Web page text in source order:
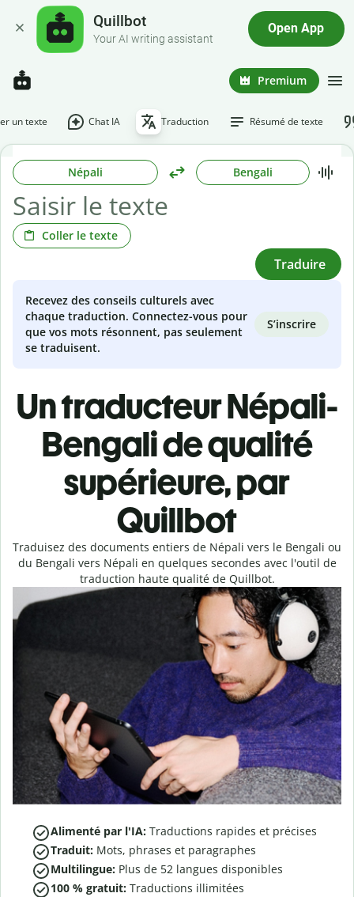
Quillbot
Your AI writing assistant
Open App
Premium
un texte Chat IA Traduction Résumé de texte
Népali Bengali
Coller le texte
Traduire
Recevez des conseils culturels avec
chaque traduction. Connectez-vous pour
que vos mots résonnent, pas seulement
se traduisent.
S’inscrire
Un traducteur Népali-
Bengali de qualité
supérieure, par
Quillbot
Traduisez des documents entiers de Népali vers le Bengali ou
du Bengali vers Népali en quelques secondes avec l'outil de
traduction haute qualité de Quillbot.
Alimenté par l'IA: Traductions rapides et précises
Traduit: Mots, phrases et paragraphes
Multilingue: Plus de 52 langues disponibles
100 % gratuit: Traductions illimitées